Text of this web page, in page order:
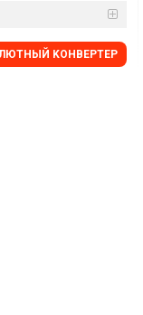
KОНВЕРТЕР